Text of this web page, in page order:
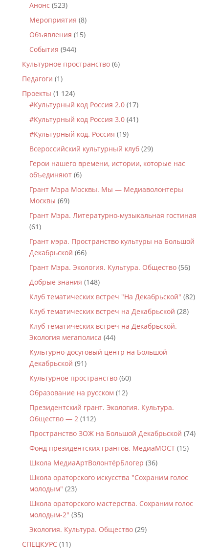
Анонс (523)
Мероприятия (8)
Объявления (15)
События (944)
Культурное пространство(6)
Педагоги (1)
Проекты (1 124)
#Культурный код Россия 2.0(17)
#Культурный код Россия 3.0(41)
#Культурный код. Россия (19)
Всероссийский культурный клуб(29)
Герои нашего времени, истории, которые нас
объединяют(6)
Грант Мэра Москвы. Мы — Медиаволонтеры
Москвы (69)
Грант Мэра. Литературно-музыкальная гостиная
(61)
Грант мэра. Пространство культуры на Большой
Декабрьской (66)
Грант Мэра. Экология. Культура. Общество(56)
Добрые знания (148)
Клуб тематических встреч "На Декабрьской" (82)
Клуб тематических встреч на Декабрьской (28)
Клуб тематических встреч на Декабрьской.
Экология мегаполиса (44)
Культурно-досуговый центр на Большой
Декабрьской (91)
Культурное пространство(60)
Образование на русском (12)
Президентский грант. Экология. Культура.
Общество — 2(112)
Пространство ЗОЖ на Большой Декабрьской (74)
Фонд президентских грантов. МедиаМОСТ(15)
Школа МедиаАртВолонтёрБлогер (36)
Школа ораторского искусства "Сохраним голос
молодым" (23)
Школа ораторского мастерства. Сохраним голос
молодым-2" (35)
Экология. Культура. Общество(29)
СПЕЦКУРС(11)